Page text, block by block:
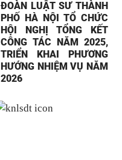
ĐOÀN LUẬT SƯ THÀNH
PHỐ HÀ NỘI TỔ CHỨC
HỘI NGHỊ TỔNG KẾT
CÔNG TÁC NĂM 2025,
TRIỂN KHAI PHƯƠNG
HƯỚNG NHIỆM VỤ NĂM
2026